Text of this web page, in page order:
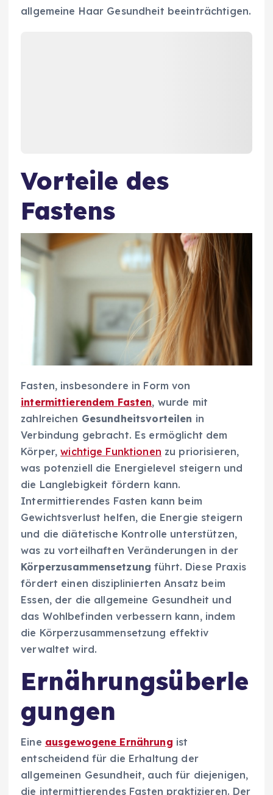
allgemeine Haar Gesundheit beeinträchtigen.
Vorteile des
Fastens
Fasten, insbesondere in Form von
intermittierendem Fasten, wurde mit
zahlreichen Gesundheitsvorteilen in
Verbindung gebracht. Es ermöglicht dem
Körper,wichtige Funktionen zu priorisieren,
was potenziell die Energielevel steigern und
die Langlebigkeit fördern kann.
Intermittierendes Fasten kann beim
Gewichtsverlust helfen, die Energie steigern
und die diätetische Kontrolle unterstützen,
was zu vorteilhaften Veränderungen in der
Körperzusammensetzung führt. Diese Praxis
fördert einen disziplinierten Ansatz beim
Essen, der die allgemeine Gesundheit und
das Wohlbefinden verbessern kann, indem
die Körperzusammensetzung effektiv
verwaltet wird.
Ernährungsüberle
gungen
Eine ausgewogene Ernährung ist
entscheidend für die Erhaltung der
allgemeinen Gesundheit, auch für diejenigen,
die intermittierendes Fasten praktizieren. Der